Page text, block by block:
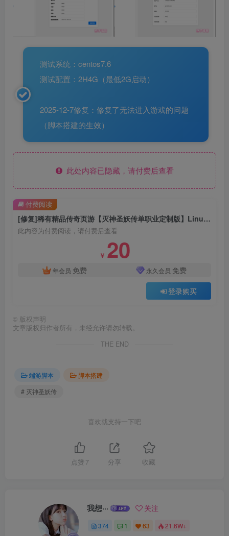
测试系统：centos7.6
测试配置：2H4G（最低2G启动）
2025-12-7修复：修复了无法进入游戏的问题
（脚本搭建的生效）
此处内容已隐藏，请付费后查看
[修复]稀有精品传奇页游【灭神圣妖传单职业定制版】Linux一键全自动搭建脚本+Linux手工服务端+GM后台+微端+详细搭建教程
此内容为付费阅读，请付费后查看
￥ 20
年会员 免费 永久会员 免费
登录购买
付费阅读
© 版权声明
文章版权归作者所有，未经允许请勿转载。
THE END
端游脚本
脚本搭建
# 灭神圣妖传
喜欢就支持一下吧
点赞 7 分享 收藏
我想··· 关注
374 1 63 21.6W+